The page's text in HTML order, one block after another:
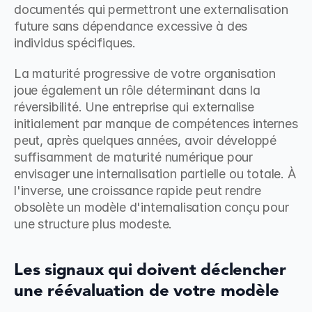
documentés qui permettront une externalisation
future sans dépendance excessive à des
individus spécifiques.
La maturité progressive de votre organisation
joue également un rôle déterminant dans la
réversibilité. Une entreprise qui externalise
initialement par manque de compétences internes
peut, après quelques années, avoir développé
suffisamment de maturité numérique pour
envisager une internalisation partielle ou totale. À
l'inverse, une croissance rapide peut rendre
obsolète un modèle d'internalisation conçu pour
une structure plus modeste.
Les signaux qui doivent déclencher
une réévaluation de votre modèle